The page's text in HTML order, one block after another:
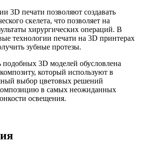
3D печати позволяют создавать
скелета, что позволяет на
хирургических операций. В
технологии печати на 3D принтерах
зубные протезы.
подобных 3D моделей обусловлена
который используют в
выбор цветовых решений
в самых неожиданных
освещения.